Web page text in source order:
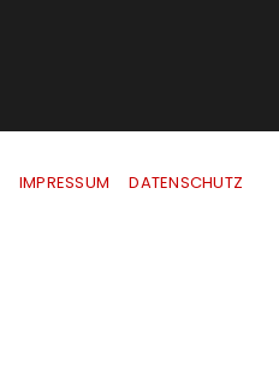
IMPRESSUM |DATENSCHUTZ